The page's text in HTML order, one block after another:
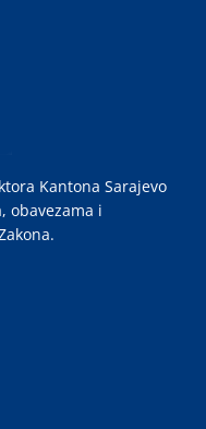
Kantona Sarajevo
obavezama i